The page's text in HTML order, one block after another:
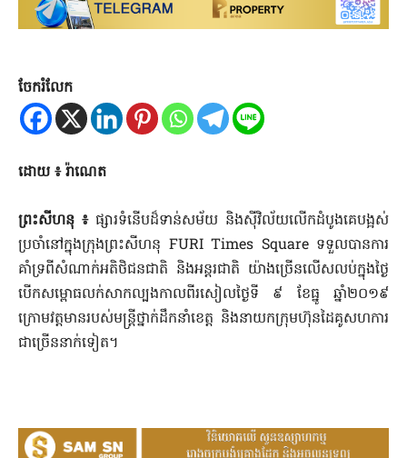
ចែករំលែក
ដោយ​ ៖ រ៉ា​ណេត​
ព្រះសីហនុ​ ៖ផ្សារ​ទំនើប​ដ៏​ទាន់សម័យ​ ​និង​ស៊ីវិល័យ​លើកដំបូង​គេ​បង្អស់​
ប្រចាំ​នៅក្នុង​ក្រុង​ព្រះសីហនុ​ FURI​ Times​ Square​ ទទួល​បានការ​
គាំទ្រ​ពីសំណាក់​អតិថិជន​ជាតិ​ និង​អន្តរជាតិ​ យ៉ាងច្រើន​លើសលប់​ក្នុង​ថ្ងៃ​
បើក​សម្ពោធ​លក់​សាកល្បង​កាលពី​រសៀល​ថ្ងៃទី​ ៩ ខែធ្នូ​ ឆ្នាំ២០១៩​
ក្រោម​វត្តមាន​របស់​មន្ត្រី​ថ្នាក់ដឹកនាំ​ខេត្ត​ និង​នាយក​ក្រុមហ៊ុន​ដៃគូ​សហការ​
ជាច្រើន​នាក់​ទៀត​។